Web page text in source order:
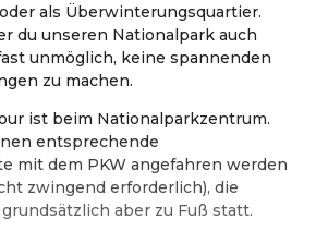
als Überwinterungsquartier.
du unseren Nationalpark auch
unmöglich, keine spannenden
zu machen.
ist beim Nationalparkzentrum.
entsprechende
mit dem PKW angefahren werden
zwingend erforderlich), die
aber zu Fuß statt.